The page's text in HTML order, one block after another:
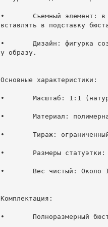
•	Съемный элемент: в комплекте идет точная копия боевого ножа со следами крови. Его можно вынимать или
вставлять в подставку
•	Дизайн: фигурка создавалась при поддержке студии Capcom, что гарантирует точное соответствие игровом
у образу.
Основные характеристики:
•	Масштаб: 1:1 (натуральная величина).
•	Материал: полимерная смола высокого качества, металлические детали.
•	Тираж: ограниченный — всего 666 штук на весь мир.
•	Размеры статуэтки: 75 см (глубина), 50 см (ширина), 44 см (высота).
•	Вес чистый: Около 10 кг.
Комплектация:
•	Полноразмерный бюст Лизуна на подставке.